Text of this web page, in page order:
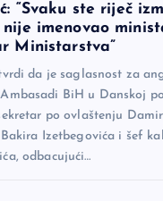
“Svaku ste riječ
nije imenovao
Ministarstva”
da je saglasnost za
BiH u Danskoj
po ovlaštenju
Izetbegovića i šef
odbacujući…